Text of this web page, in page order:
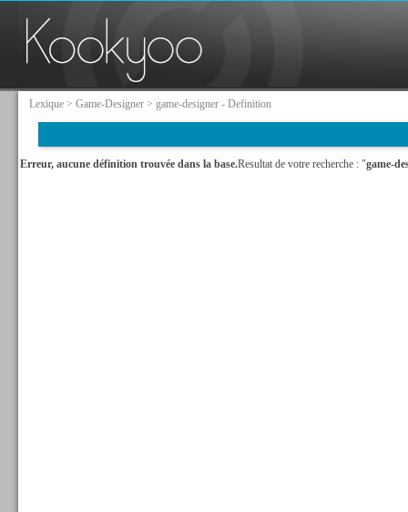
Lexique> Game-Designer> game-designer - Definition
Erreur, aucune définition trouvée dans la base.Resultat de votre recherche : "game-